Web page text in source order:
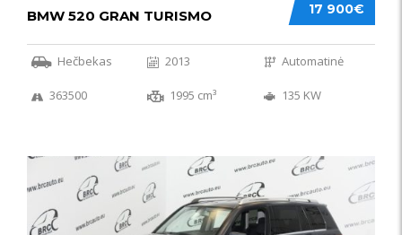
17 900€
BMW 520 GRAN TURISMO
Hečbekas 2013 Automatinė
363500 1995 cm³ 135 KW
IŠSKIRTINIS